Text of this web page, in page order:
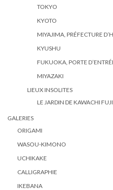
TOKYO
KYOTO
MIYAJIMA, PRÉFECTURE
KYUSHU
FUKUOKA, PORTE
MIYAZAKI
LIEUX INSOLITES
LE JARDIN DE KAWACHI
GALERIES
ORIGAMI
WASOU-KIMONO
UCHIKAKE
CALLIGRAPHIE
IKEBANA